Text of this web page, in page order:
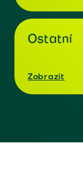
Ostatní
Zobrazit